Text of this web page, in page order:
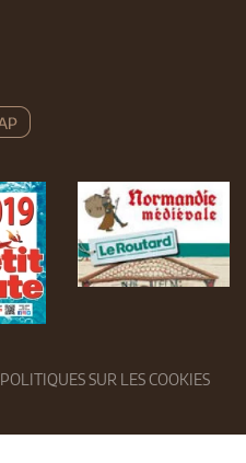
POLITIQUES SUR LES COOKIES